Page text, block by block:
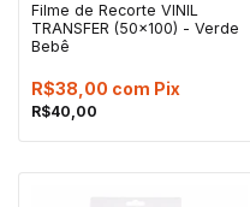
Filme de Recorte VINIL
TRANSFER (50x100) - Verde
Bebê
R$40,00
R$38,00 com Pix